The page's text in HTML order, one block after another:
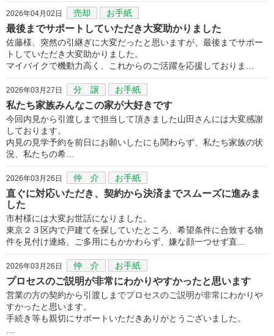
2026年04月02日 売却 お手紙
最後までサポートしていただき大変助かりました
佐藤様、突然の引継ぎに大変だったと思いますが、最後までサポー
トしていただき大変助かりました。
マイバイクで機動力高く、これからのご活躍を応援しておりま…
2026年03月27日 分 譲 お手紙
私たち家族みんなこの家が大好きです
今回内見から引渡しまで担当して頂きました山田さんには大変感謝
しております。
内見の見学予約を前日にお願いしたにも関わらず、私たち家族の状
況、私たちの希…
2026年03月26日 仲 介 お手紙
直ぐに対応いただき、契約から決済までスムーズに進みま
した
市村様には大変お世話になりました。
東京２３区内で戸建てを探していたところ、希望条件に合致する物
件を見付け連絡。ご多用にもかかわらず、嫌な顔一つせず直…
2026年03月26日 仲 介 お手紙
プロセスのご説明が非常にわかりやすかったと思います
営業の方の契約から引渡しまでプロセスのご説明が非常にわかりや
すかったと思います。
手続き等も親切にサポートいただきありがとうございました。